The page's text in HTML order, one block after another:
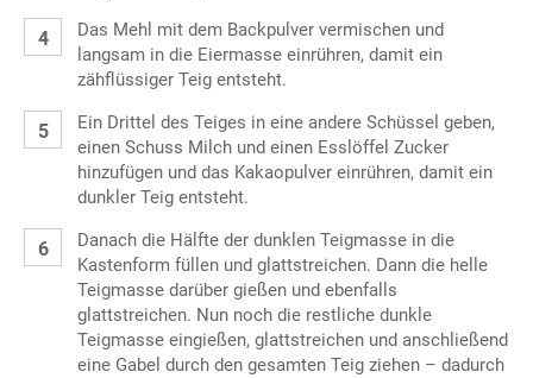
Das Mehl mit dem Backpulver vermischen und
langsam in die Eiermasse einrühren, damit ein
zähflüssiger Teig entsteht.
Ein Drittel des Teiges in eine andere Schüssel geben,
einen Schuss Milch und einen Esslöffel Zucker
hinzufügen und das Kakaopulver einrühren, damit ein
dunkler Teig entsteht.
Danach die Hälfte der dunklen Teigmasse in die
Kastenform füllen und glattstreichen. Dann die helle
Teigmasse darüber gießen und ebenfalls
glattstreichen. Nun noch die restliche dunkle
Teigmasse eingießen, glattstreichen und anschließend
eine Gabel durch den gesamten Teig ziehen – dadurch